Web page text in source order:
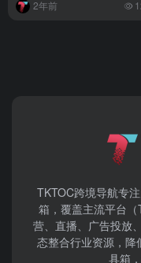
2年前
TKTOC跨境导航​专
箱，覆盖主流平台
营、直播、广告投放
态整合行业资源，
具箱